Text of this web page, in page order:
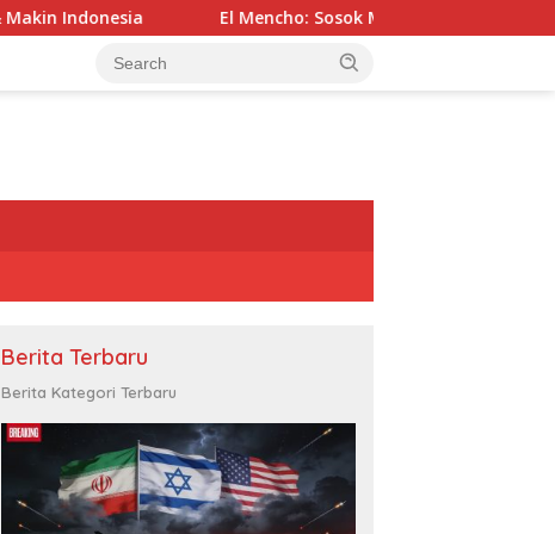
El Mencho: Sosok Misterius di Balik Kartel Paling Ditakuti
Berita Terbaru
Berita Kategori Terbaru